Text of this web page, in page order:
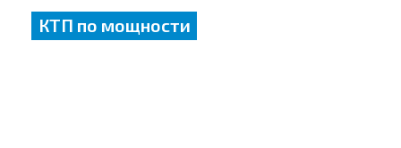
КТП по мощности